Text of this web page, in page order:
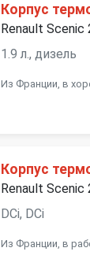
Корпус
Renault Scenic
1.9 л., дизель
Из Франции, в
Корпус
Renault Scenic
DCi, DCi
Из Франции, в